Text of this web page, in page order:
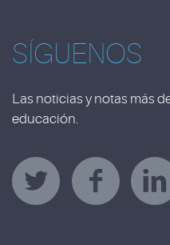
SÍGUENOS
Las noticias y notas más
educación.